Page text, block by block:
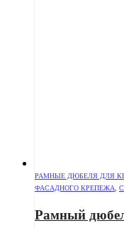
РАМНЫЕ ДЮБЕЛЯ ДЛЯ
ФАСАДНОГО КРЕПЕЖА
Рамный